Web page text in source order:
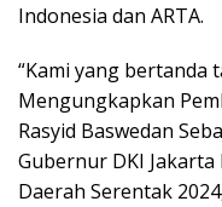
Indonesia dan ARTA.
“Kami yang bertanda
Mengungkapkan
Rasyid Baswedan
Gubernur DKI Jakarta
Daerah Serentak